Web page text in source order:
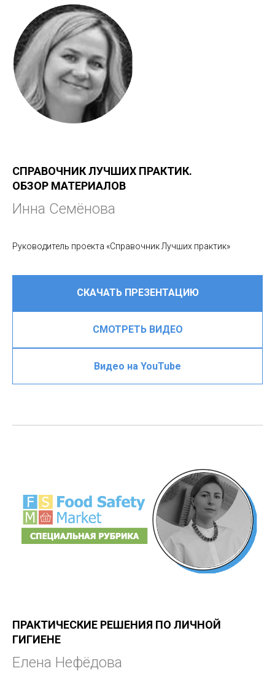
СПРАВОЧНИК ЛУЧШИХ ПРАКТИК.
ОБЗОР МАТЕРИАЛОВ
Инна Семёнова
Руководитель проекта «Справочник Лучших практик»
СКАЧАТЬ ПРЕЗЕНТАЦИЮ
СМОТРЕТЬ ВИДЕО
Видео на YouTube
ПРАКТИЧЕСКИЕ РЕШЕНИЯ ПО ЛИЧНОЙ
ГИГИЕНЕ
Елена Нефёдова